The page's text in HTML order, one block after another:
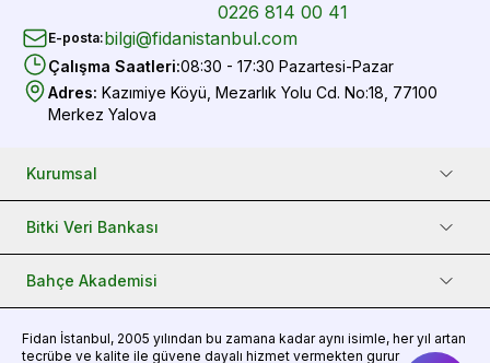
0226 814 00 41
E-posta:bilgi@fidanistanbul.com
Çalışma Saatleri:08:30 - 17:30 Pazartesi-Pazar
Adres: Kazımiye Köyü, Mezarlık Yolu Cd. No:18, 77100
Merkez Yalova
Kurumsal
Bitki Veri Bankası
Bahçe Akademisi
Fidan İstanbul, 2005 yılından bu zamana kadar aynı isimle, her yıl artan
tecrübe ve kalite ile güvene dayalı hizmet vermekten gurur